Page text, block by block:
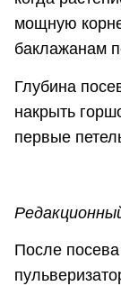
мощную
баклажанам
Глубина
накрыть
первые
После